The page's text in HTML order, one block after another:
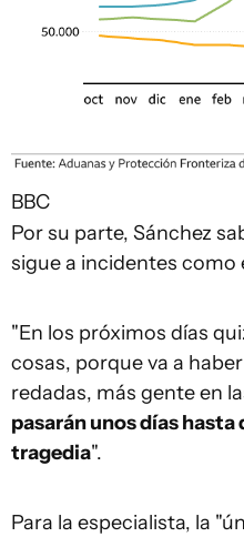
BBC
Por su parte, Sánchez
sigue a incidentes como
"En los próximos días
cosas, porque va a
redadas, más gente en
pasarán unos días
tragedia".
Para la especialista, la